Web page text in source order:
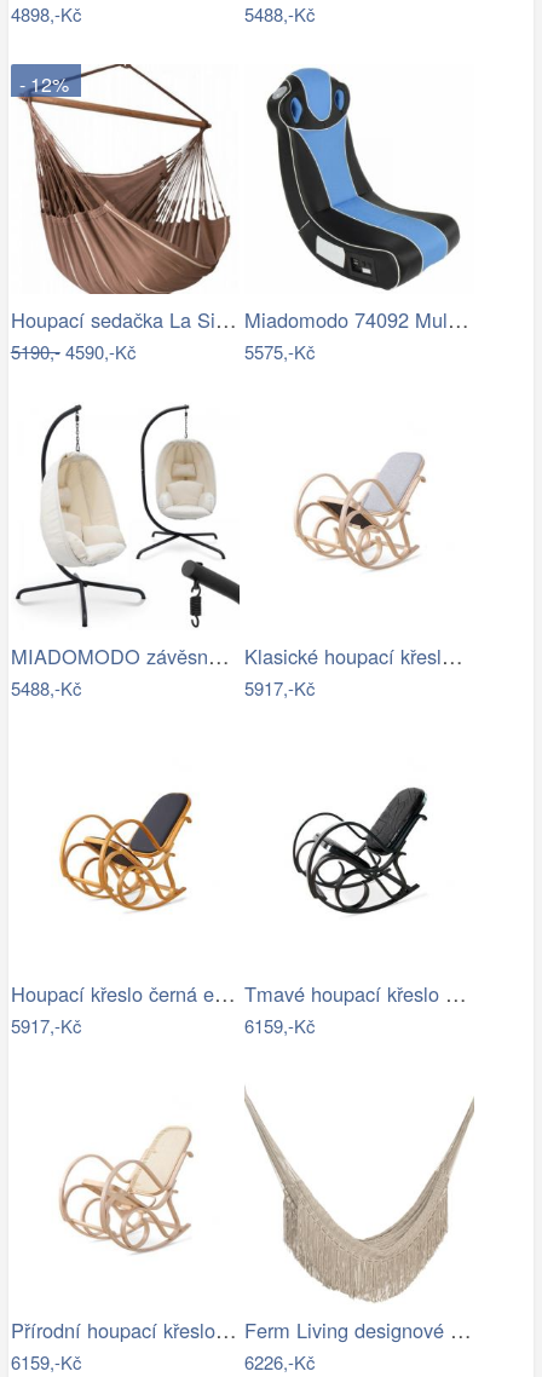
4898,-Kč 5488,-Kč
- 12%
Houpací sedačka La Siesta HABANA - IN
5190,-4590,-Kč
Miadomodo 74092 Multimediální křeslo,…
5575,-Kč
MIADOMODO závěsné houpací křeslo béžové…
5488,-Kč
Klasické houpací křeslo - AT
5917,-Kč
Houpací křeslo černá ekokůže - AT
5917,-Kč
Tmavé houpací křeslo z přírodní ovčí…
6159,-Kč
Přírodní houpací křeslo s výpletem - AT
6159,-Kč
Ferm Living designové houpací sítě Path…
6226,-Kč